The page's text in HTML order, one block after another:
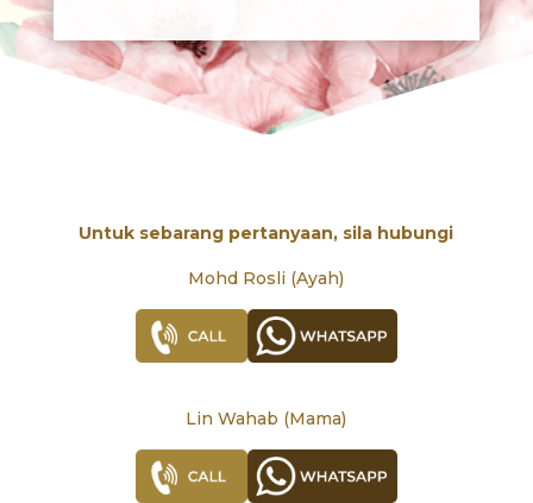
Untuk sebarang pertanyaan, sila hubungi
Mohd Rosli (Ayah)
Lin Wahab (Mama)